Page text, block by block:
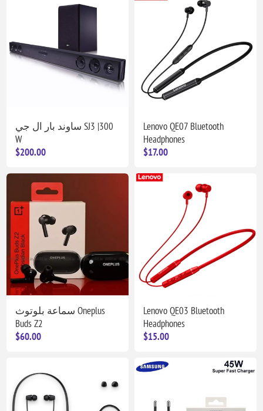
ساوند بار ال جي SJ3 |300
W
$200.00
Lenovo QE07 Bluetooth
Headphones
$17.00
سماعة بلوتوث Oneplus
Buds Z2
$60.00
Lenovo QE03 Bluetooth
Headphones
$15.00